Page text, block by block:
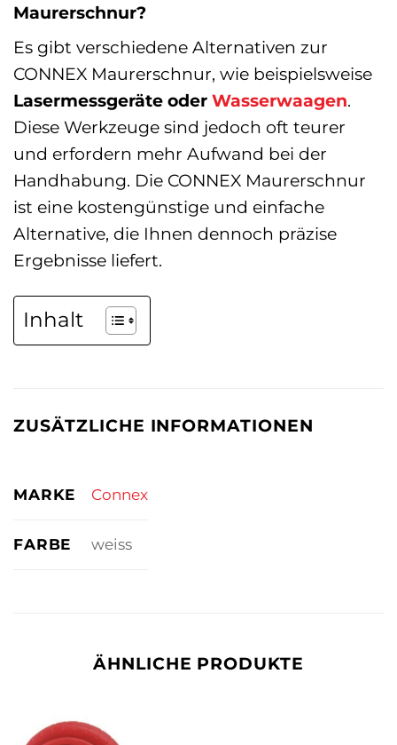
Maurerschnur?
Es gibt verschiedene Alternativen zur
CONNEX Maurerschnur, wie beispielsweise
Lasermessgeräte oder Wasserwaagen.
Diese Werkzeuge sind jedoch oft teurer
und erfordern mehr Aufwand bei der
Handhabung. Die CONNEX Maurerschnur
ist eine kostengünstige und einfache
Alternative, die Ihnen dennoch präzise
Ergebnisse liefert.
Inhalt
ZUSÄTZLICHE INFORMATIONEN
MARKE Connex
FARBE weiss
ÄHNLICHE PRODUKTE